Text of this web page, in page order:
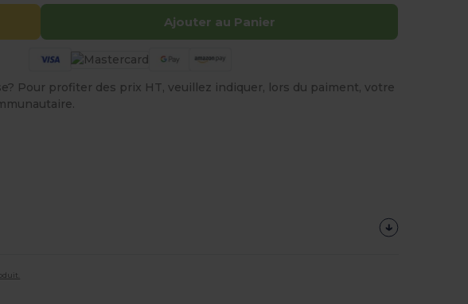
Ajouter au Panier
Pour profiter des prix HT, veuillez indiquer, lors du paiment, votre